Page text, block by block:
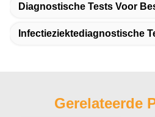
Diagnostische Tests Voor
Infectieziektediagnostische
Gerelateerde